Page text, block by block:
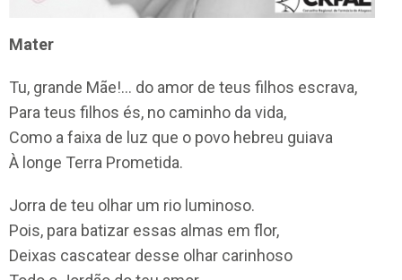
Mater
Tu, grande Mãe!… do amor de teus filhos escrava,
Para teus filhos és, no caminho da vida,
Como a faixa de luz que o povo hebreu guiava
À longe Terra Prometida.
Jorra de teu olhar um rio luminoso.
Pois, para batizar essas almas em flor,
Deixas cascatear desse olhar carinhoso